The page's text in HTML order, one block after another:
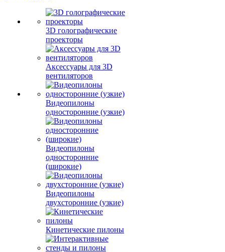
3D голографические
проекторы
Аксессуары для 3D
вентиляторов
Видеопилоны
односторонние (узкие)
Видеопилоны
односторонние
(широкие)
Видеопилоны
двухсторонние (узкие)
Кинетические пилоны